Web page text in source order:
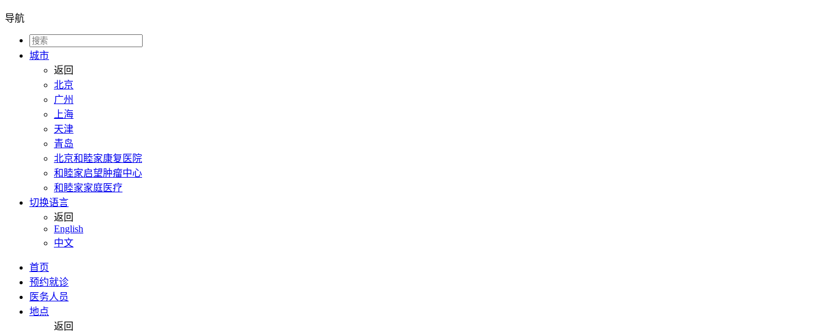
导航
城市
返回
北京
广州
上海
天津
青岛
北京和睦家康复医院
和睦家启望肿瘤中心
和睦家家庭医疗
切换语言
返回
English
中文
首页
预约就诊
医务人员
地点
返回